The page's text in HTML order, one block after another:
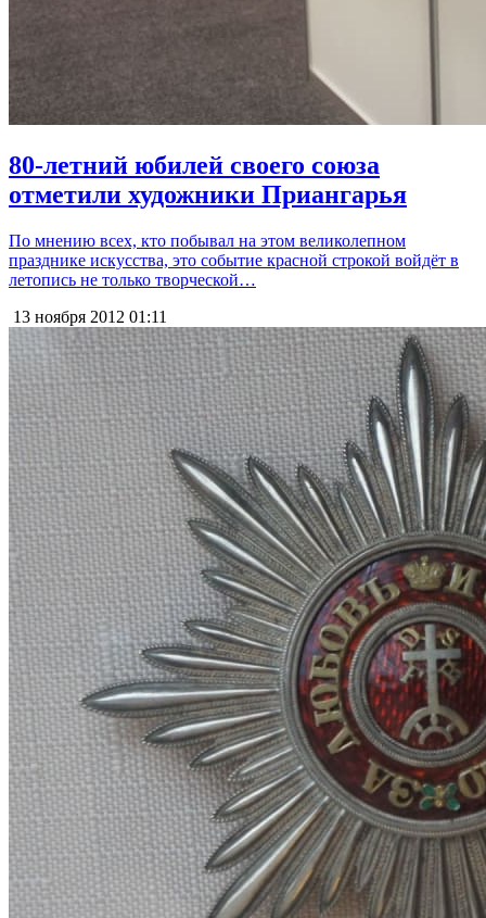
80-летний юбилей своего союза
отметили художники Приангарья
По мнению всех, кто побывал на этом великолепном
празднике искусства, это событие красной строкой войдёт в
летопись не только творческой…
13 ноября 2012 01:11